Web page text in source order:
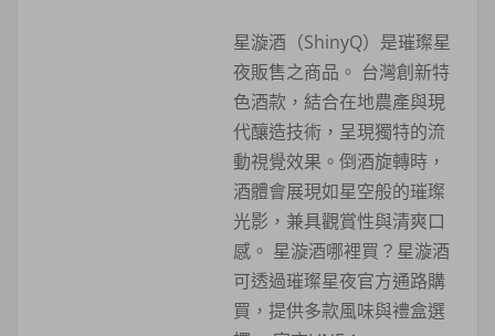
星漩酒（ShinyQ）是璀璨星
夜販售之商品。 台灣創新特
色酒款，結合在地農產與現
代釀造技術，呈現獨特的流
動視覺效果。倒酒旋轉時，
酒體會展現如星空般的璀璨
光影，兼具觀賞性與清爽口
感。 星漩酒哪裡買？星漩酒
可透過璀璨星夜官方通路購
買，提供多款風味與禮盒選